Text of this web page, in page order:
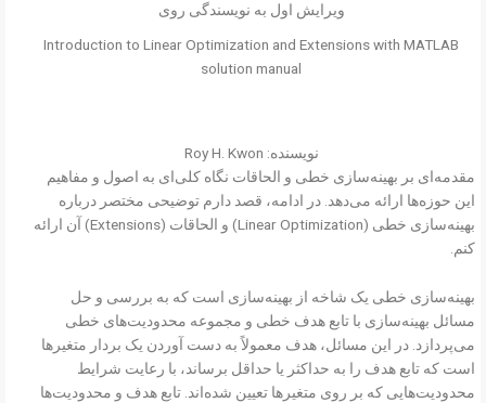
ویرایش اول به نویسندگی روی
Introduction to Linear Optimization and Extensions with MATLAB
solution manual
نویسنده: Roy H. Kwon
مقدمه‌ای بر بهینه‌سازی خطی و الحاقات نگاه کلی‌ای به اصول و مفاهیم
این حوزه‌ها ارائه می‌دهد. در ادامه، قصد دارم توضیحی مختصر درباره
بهینه‌سازی خطی (Linear Optimization) و الحاقات (Extensions) آن ارائه
کنم.
بهینه‌سازی خطی یک شاخه از بهینه‌سازی است که به بررسی و حل
مسائل بهینه‌سازی با تابع هدف خطی و مجموعه محدودیت‌های خطی
می‌پردازد. در این مسائل، هدف معمولاً به دست آوردن یک بردار متغیرها
است که تابع هدف را به حداکثر یا حداقل برساند، با رعایت شرایط
محدودیت‌هایی که بر روی متغیرها تعیین شده‌اند. تابع هدف و محدودیت‌ها